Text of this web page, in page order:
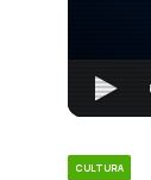
CULTURA